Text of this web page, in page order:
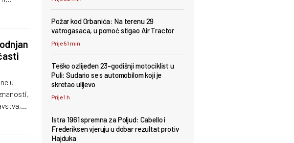
u
okoliša
Požar kod Orbanića: Na terenu 29
vatrogasaca, u pomoć stigao Air Tractor
Prije 51 min
Teško ozlijeđen 23-godišnji motociklist u
Puli: Sudario se s automobilom koji je
skretao ulijevo
Prije 1 h
Istra 1961 spremna za Poljud: Cabello i
Frederiksen vjeruju u dobar rezultat protiv
Hajduka